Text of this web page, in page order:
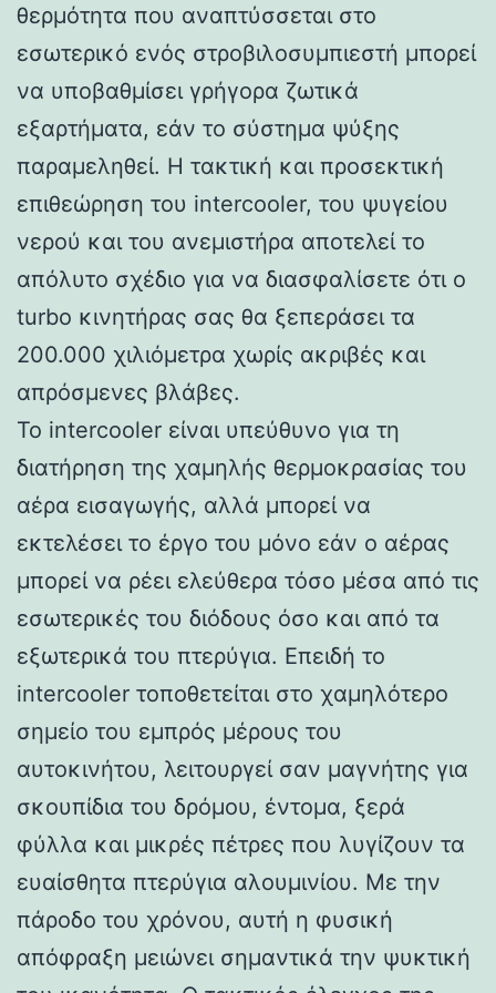
θερμότητα που αναπτύσσεται στο
εσωτερικό ενός στροβιλοσυμπιεστή μπορεί
να υποβαθμίσει γρήγορα ζωτικά
εξαρτήματα, εάν το σύστημα ψύξης
παραμεληθεί. Η τακτική και προσεκτική
επιθεώρηση του intercooler, του ψυγείου
νερού και του ανεμιστήρα αποτελεί το
απόλυτο σχέδιο για να διασφαλίσετε ότι ο
turbo κινητήρας σας θα ξεπεράσει τα
200.000 χιλιόμετρα χωρίς ακριβές και
απρόσμενες βλάβες.
Το intercooler είναι υπεύθυνο για τη
διατήρηση της χαμηλής θερμοκρασίας του
αέρα εισαγωγής, αλλά μπορεί να
εκτελέσει το έργο του μόνο εάν ο αέρας
μπορεί να ρέει ελεύθερα τόσο μέσα από τις
εσωτερικές του διόδους όσο και από τα
εξωτερικά του πτερύγια. Επειδή το
intercooler τοποθετείται στο χαμηλότερο
σημείο του εμπρός μέρους του
αυτοκινήτου, λειτουργεί σαν μαγνήτης για
σκουπίδια του δρόμου, έντομα, ξερά
φύλλα και μικρές πέτρες που λυγίζουν τα
ευαίσθητα πτερύγια αλουμινίου. Με την
πάροδο του χρόνου, αυτή η φυσική
απόφραξη μειώνει σημαντικά την ψυκτική